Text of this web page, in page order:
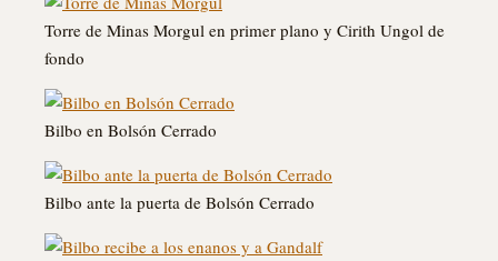
Torre de Minas Morgul en primer plano y Cirith Ungol de
fondo
Bilbo en Bolsón Cerrado
Bilbo ante la puerta de Bolsón Cerrado